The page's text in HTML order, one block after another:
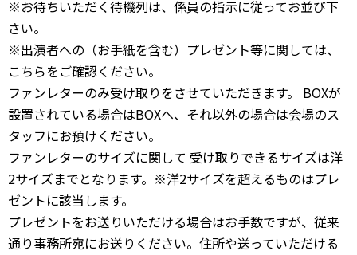
※お待ちいただく待機列は、係員の指示に従ってお並び下
さい。
※出演者への（お手紙を含む）プレゼント等に関しては、
こちらをご確認ください。
ファンレターのみ受け取りをさせていただきます。 BOXが
設置されている場合はBOXへ、それ以外の場合は会場のス
タッフにお預けください。
ファンレターのサイズに関して 受け取りできるサイズは洋
2サイズまでとなります。※洋2サイズを超えるものはプレ
ゼントに該当します。
プレゼントをお送りいただける場合はお手数ですが、従来
通り事務所宛にお送りください。住所や送っていただける